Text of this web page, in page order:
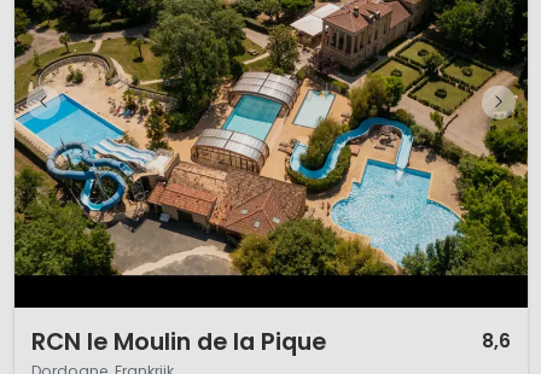
RCN le Moulin de la Pique 8,6